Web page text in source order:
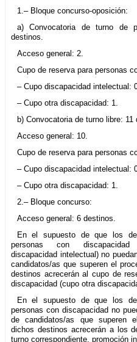
1.– Bloque concurso-oposición:
a) Convocatoria de turno de
destinos.
Acceso general: 2.
Cupo de reserva para personas
– Cupo discapacidad intelectual:
– Cupo otra discapacidad: 1.
b) Convocatoria de turno libre: 11
Acceso general: 10.
Cupo de reserva para personas
– Cupo discapacidad intelectual:
– Cupo otra discapacidad: 1.
2.– Bloque concurso:
Acceso general: 6 destinos.
En el supuesto de que los
personas con
discapacidad intelectual) no
candidatos/as que superen el
destinos acrecerán al cupo de
discapacidad (cupo otra
En el supuesto de que los
personas con discapacidad no
de candidatos/as que superen
dichos destinos acrecerán a los
turno correspondiente, promoción